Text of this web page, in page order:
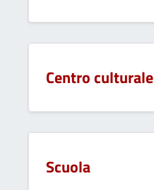
Centro culturale
Scuola